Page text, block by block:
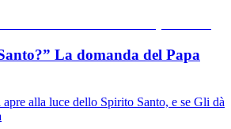
La domanda del Papa
apre alla luce dello Spirito Santo, e se Gli dà